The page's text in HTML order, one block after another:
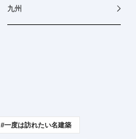
九州
#一度は訪れたい名建築